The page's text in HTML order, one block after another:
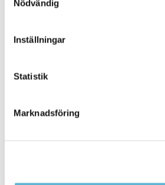
Nödvändig
Inställningar
Statistik
Marknadsföring